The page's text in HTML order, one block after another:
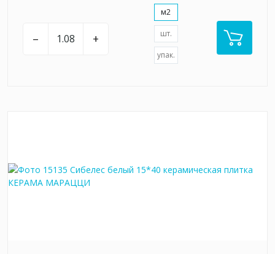
– +
м2
шт.
упак.